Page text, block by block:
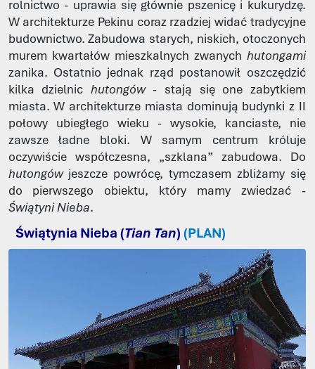
rolnictwo - uprawia się głównie pszenicę i kukurydzę.
W architekturze Pekinu coraz rzadziej widać tradycyjne
budownictwo. Zabudowa starych, niskich, otoczonych
murem kwartałów mieszkalnych zwanych hutongami
zanika. Ostatnio jednak rząd postanowił oszczędzić
kilka dzielnic hutongów- stają się one zabytkiem
miasta. W architekturze miasta dominują budynki z II
połowy ubiegłego wieku - wysokie, kanciaste, nie
zawsze ładne bloki. W samym centrum króluje
oczywiście współczesna, „szklana” zabudowa. Do
hutongówjeszcze powrócę, tymczasem zbliżamy się
do pierwszego obiektu, który mamy zwiedzać -
Świątyni Nieba.
Świątynia Nieba (Tian Tan) (PLAN)